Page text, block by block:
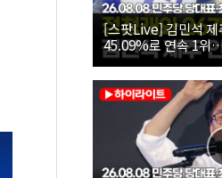
[스팟Live] 김민석 제
45.09%로 연속 1위
26.08.08 더불어민주
보 인천 합동연설회